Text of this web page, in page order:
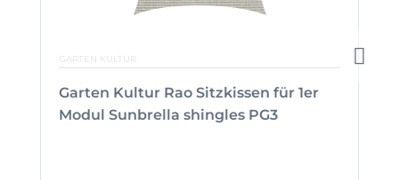
GARTEN KULTUR
Garten Kultur Rao Sitzkissen für 1er
Modul Sunbrella shingles PG3